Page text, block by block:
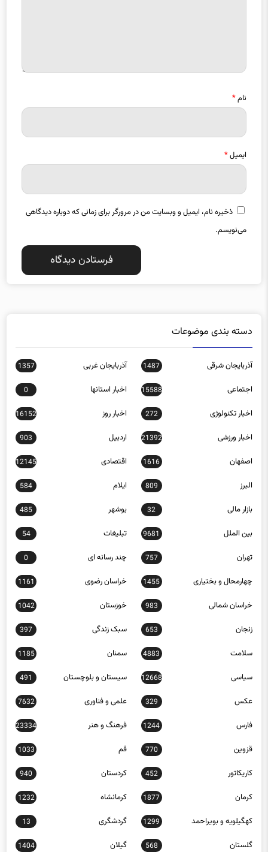
نام*
ایمیل*
ذخیره نام، ایمیل و وبسایت من در مرورگر برای زمانی که دوباره دیدگاهی
می‌نویسم.
دسته بندی موضوعات
آذربایجان شرقی 1487 آذربایجان غربی 1357
اجتماعی 15588 اخبار استانها 0
اخبار تکنولوژی 272 اخبار روز 16152
اخبار ورزشی 21392 اردبیل 903
اصفهان 1616 اقتصادی 12145
البرز 809 ایلام 584
بازار مالی 32 بوشهر 485
بین الملل 9681 تبلیغات 54
تهران 757 چند رسانه ای 0
چهارمحال و بختیاری 1455 خراسان رضوی 1161
خراسان شمالی 983 خوزستان 1042
زنجان 653 سبک زندگی 397
سلامت 4883 سمنان 1185
سیاسی 12668 سیستان و بلوچستان 491
عکس 329 علمی و فناوری 7632
فارس 1244 فرهنگ و هنر 23334
قزوین 770 قم 1033
کاریکاتور 452 کردستان 940
کرمان 1877 کرمانشاه 1232
کهگیلویه و بویراحمد 1299 گردشگری 13
گلستان 568 گیلان 1404